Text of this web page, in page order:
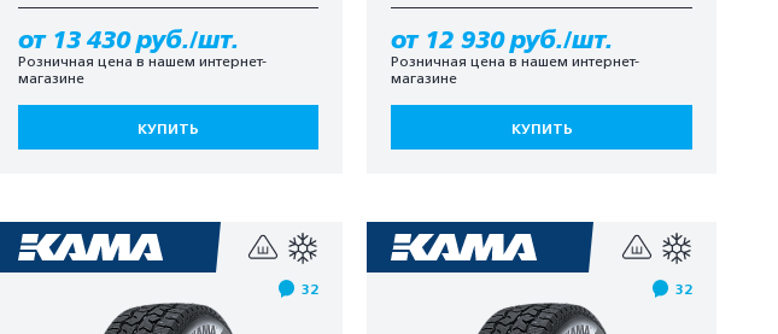
от 13 430 руб./шт.
Розничная цена в нашем интернет-
магазине
КУПИТЬ
от 12 930 руб./шт.
Розничная цена в нашем интернет-
магазине
КУПИТЬ
32 32